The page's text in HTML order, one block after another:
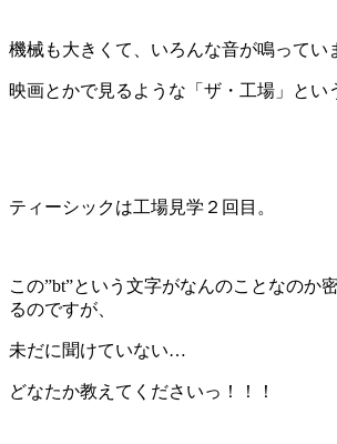
機械も大きくて、いろんな音が鳴ってい
映画とかで見るような「ザ・工場」とい
ティーシックは工場見学２回目。
この”bt”という文字がなんのことなのか
るのですが、
未だに聞けていない…
どなたか教えてくださいっ！！！